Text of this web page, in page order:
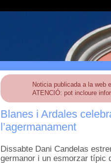
Noticia publicada a la web
ATENCIÓ: pot incloure
Blanes i Ardales
l’agermanament
Dissabte Dani Candelas
germanor i un esmorzar típic